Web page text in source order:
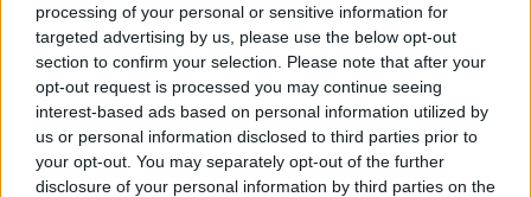
processing of your personal or sensitive information for
targeted advertising by us, please use the below opt-out
section to confirm your selection. Please note that after your
opt-out request is processed you may continue seeing
interest-based ads based on personal information utilized by
us or personal information disclosed to third parties prior to
your opt-out. You may separately opt-out of the further
disclosure of your personal information by third parties on the
Olbia, divieto di sosta contro spaccio e degrado:
esplode la protesta
Pausa caffè impeccabile: come scegliere la
soluzione ideale per la casa e l’ufficio